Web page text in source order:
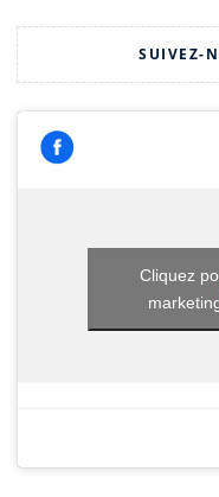
SUIVEZ-
Cliquez